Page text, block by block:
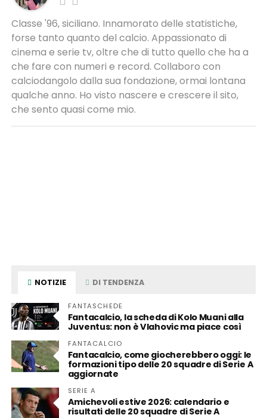
Classe '96, siciliano. Innamorato delle statistiche,
forse tanto quanto del calcio. Appassionato di
cinema e serie tv, oltre che di tutto quello che ha a
che fare con numeri e record. Collaboro con
calciodangolo dalla sua fondazione, ormai lontana
qualche anno. Ho visto nascere e crescere il sito,
che sento quasi come mio.
NOTIZIE DI TENDENZA
FANTASCHEDE
Fantacalcio, la scheda di Kolo Muani alla
Juventus: non è Vlahovic ma piace così
FANTACALCIO
Fantacalcio, come giocherebbero oggi: le
formazioni tipo delle 20 squadre di Serie A
aggiornate
SERIE A
Amichevoli estive 2026: calendario e
risultati delle 20 squadre di Serie A